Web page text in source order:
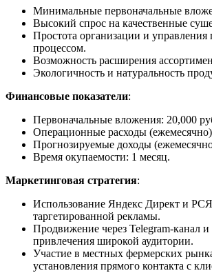
Минимальные первоначальные
Высокий спрос на качественные
Простота организации и
процессом.
Возможность расширения
Экологичность и натуральность
Финансовые показатели:
Первоначальные вложения: 20,000
Операционные расходы
Прогнозируемые доходы
Время окупаемости: 1 месяц.
Маркетинговая стратегия:
Использование Яндекс Директ и
таргетированной рекламы.
Продвижение через Telegram-канал
привлечения широкой аудитории.
Участие в местных фермерских
установления прямого контакта с